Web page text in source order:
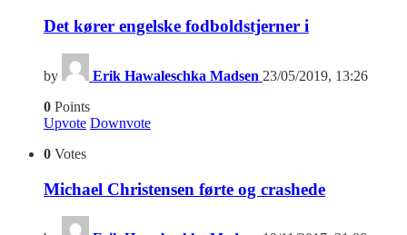
Det kører engelske fodboldstjerner i
by Erik Hawaleschka Madsen 23/05/2019, 13:26
0 Points
Upvote Downvote
0 Votes
Michael Christensen førte og crashede